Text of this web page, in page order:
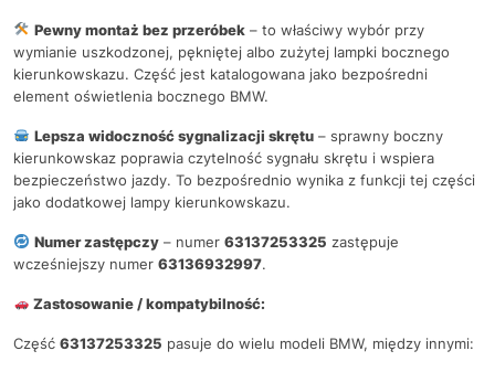
Pewny montaż bez przeróbek– to właściwy wybór przy
wymianie uszkodzonej, pękniętej albo zużytej lampki bocznego
kierunkowskazu. Część jest katalogowana jako bezpośredni
element oświetlenia bocznego BMW.
Lepsza widoczność sygnalizacji skrętu– sprawny boczny
kierunkowskaz poprawia czytelność sygnału skrętu i wspiera
bezpieczeństwo jazdy. To bezpośrednio wynika z funkcji tej części
jako dodatkowej lampy kierunkowskazu.
Numer zastępczy– numer 63137253325 zastępuje
wcześniejszy numer 63136932997.
Zastosowanie / kompatybilność:
Część 63137253325 pasuje do wielu modeli BMW, między innymi: